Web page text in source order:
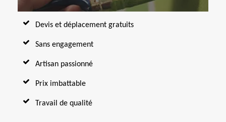
Devis et déplacement gratuits
Sans engagement
Artisan passionné
Prix imbattable
Travail de qualité